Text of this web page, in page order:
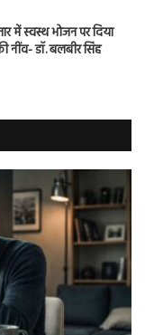
में स्वस्थ भोजन पर दिया
नींव- डॉ. बलबीर सिंह